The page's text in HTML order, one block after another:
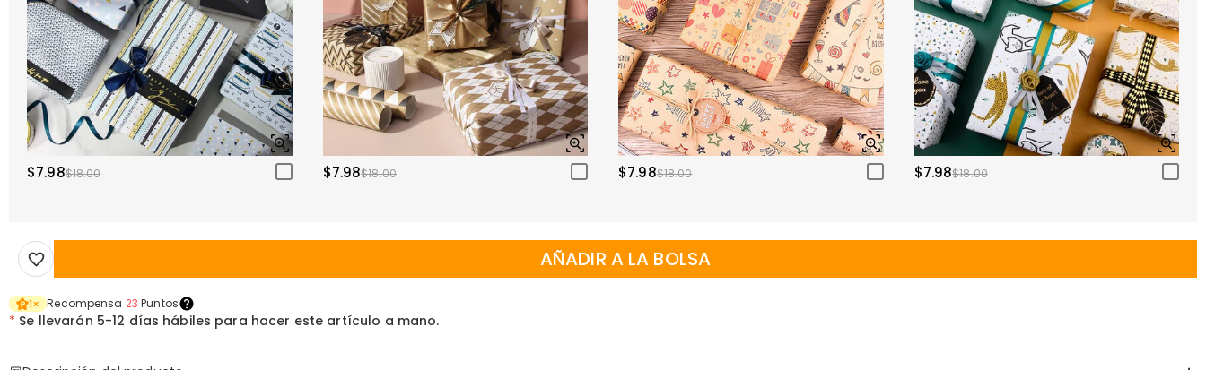
$7.98$18.00 $7.98$18.00 $7.98$18.00 $7.98$18.00
AÑADIR A LA BOLSA
1× Recompensa 23 Puntos
* Se llevarán 5-12 días hábiles para hacer este artículo a mano.